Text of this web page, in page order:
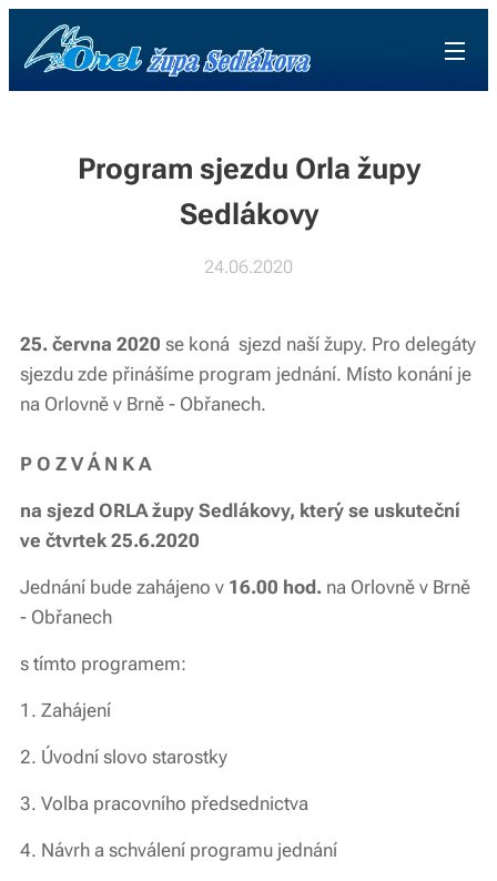
Program sjezdu Orla župy
Sedlákovy
24.06.2020
25. června 2020 se koná sjezd naší župy. Pro delegáty
sjezdu zde přinášíme program jednání. Místo konání je
na Orlovně v Brně - Obřanech.
P O Z V Á N K A
na sjezd ORLA župy Sedlákovy, který se uskuteční
ve čtvrtek 25.6.2020
Jednání bude zahájeno v 16.00 hod. na Orlovně v Brně
- Obřanech
s tímto programem:
1. Zahájení
2. Úvodní slovo starostky
3. Volba pracovního předsednictva
4. Návrh a schválení programu jednání